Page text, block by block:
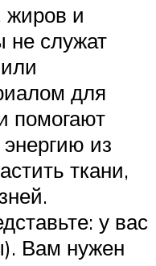
жиров и
не служат
для
помогают
из
ткани,
у вас
Вам нужен